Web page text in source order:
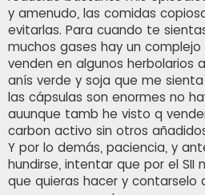
y amenudo, las comidas
evitarlas. Para cuando te
muchos gases hay un complejo
venden en algunos herbolarios
anís verde y soja que me
las cápsulas son enormes no
auunque tamb he visto q
carbon activo sin otros
Y por lo demás, paciencia, y
hundirse, intentar que por el SII
que quieras hacer y contarselo